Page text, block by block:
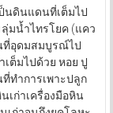
นดินแดนที่เต็มไป
มน้ำไทรโยค (แคว
ที่อุดมสมบูรณ์ไป
ต็มไปด้วย หอย ปู
ทำการเพาะปลูก
เก่าเครื่องมือหิน